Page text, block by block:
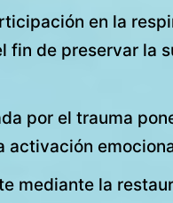
en la
fin de preservar
por el trauma
activación
mediante la